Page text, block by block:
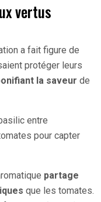
vertus
a fait figure de
protéger leurs
la saveur de
entre
pour capter
partage
que les tomates.